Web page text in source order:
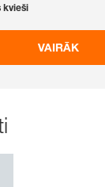
kvieši
VAIRĀK